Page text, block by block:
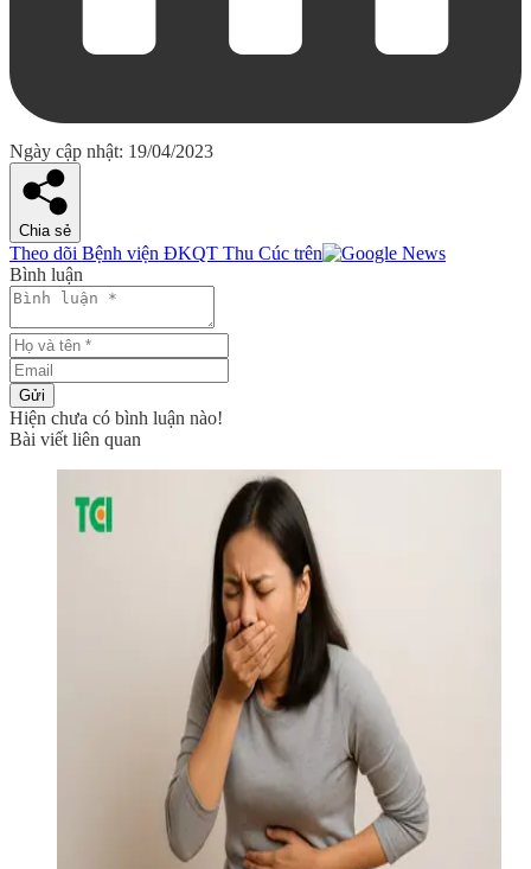
Ngày cập nhật: 19/04/2023
Chia sẻ
Theo dõi Bệnh viện ĐKQT Thu Cúc trên
Bình luận
Gửi
Hiện chưa có bình luận nào!
Bài viết liên quan